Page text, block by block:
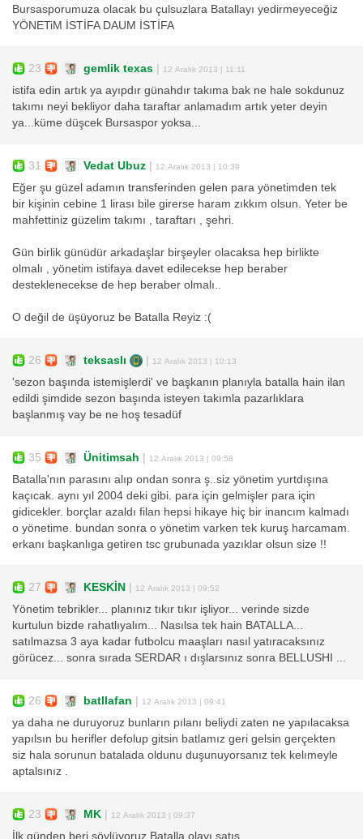
Bursasporumuza olacak bu çulsuzlara Batallayı yedirmeyeceğiz
YÖNETiM İSTİFA DAUM İSTİFA
23 gemlik texas | 12 Aralık 2013 | 11:11
istifa edin artık ya ayıpdır günahdır takıma bak ne hale sokdunuz
takımı neyi bekliyor daha taraftar anlamadım artık yeter deyin
ya...küme düşcek Bursaspor yoksa...
31 Vedat Ubuz | 12 Aralık 2013 | 10:39
Eğer şu güzel adamın transferinden gelen para yönetimden tek
bir kişinin cebine 1 lirası bile girerse haram zıkkım olsun. Yeter be
mahfettiniz güzelim takımı , taraftarı , şehri.
Gün birlik günüdür arkadaşlar birşeyler olacaksa hep birlikte
olmalı , yönetim istifaya davet edilecekse hep beraber
desteklenecekse de hep beraber olmalı..
O değil de üşüyoruz be Batalla Reyiz :(
26 teksaslı | 12 Aralık 2013 | 10:13
'sezon başında istemişlerdi' ve başkanın planıyla batalla hain ilan
edildi şimdide sezon başında isteyen takımla pazarlıklara
başlanmış vay be ne hoş tesadüf
35 Ünitimsah | 12 Aralık 2013 | 09:58
Batalla'nın parasını alıp ondan sonra ş..siz yönetim yurtdışına
kaçıcak. aynı yıl 2004 deki gibi. para için gelmişler para için
gidicekler. borçlar azaldı filan hepsi hikaye hiç bir inancım kalmadı
o yönetime. bundan sonra o yönetim varken tek kuruş harcamam.
erkanı başkanlıga getiren tsc grubunada yazıklar olsun size !!
27 KESKİN | 12 Aralık 2013 | 09:52
Yönetim tebrikler... planınız tıkır tıkır işliyor... verinde sizde
kurtulun bizde rahatlıyalım... Nasılsa tek hain BATALLA...
satılmazsa 3 aya kadar futbolcu maaşları nasıl yatıracaksınız
görücez... sonra sırada SERDAR ı dışlarsınız sonra BELLUSHI ...
26 batllafan | 12 Aralık 2013 | 09:41
ya daha ne duruyoruz bunların pılanı beliydi zaten ne yapılacaksa
yapılsın bu herifler defolup gitsin batlamız geri gelsin gerçekten
siz hala sorunun batalada oldunu duşunuyorsanız tek kelımeyle
aptalsınız .
23 MK | 12 Aralık 2013 | 09:37
İlk günden beri söylüyoruz Batalla olayı satış